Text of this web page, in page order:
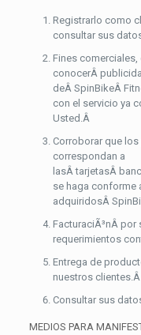
Registrarlo como
consultar sus
Fines
conocerÂ
deÂ SpinBikeÂ
con el servicio ya
Usted.Â
Corroborar que
correspondan a
lasÂ tarjetasÂ
se haga conforme
adquiridosÂ
FacturaciÃ³nÂ
requerimientos
Entrega de
nuestros clientes.Â
Consultar sus
MEDIOS PARA